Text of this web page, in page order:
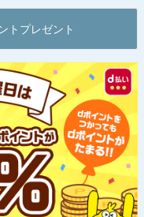
トプレゼント